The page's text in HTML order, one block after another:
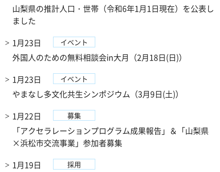
山梨県の推計人口・世帯（令和6年1月1日現在）を公表し
ました
1月23日
イベント
外国人のための無料相談会in大月（2月18日(日)）
1月23日
イベント
やまなし多文化共生シンポジウム（3月9日(土)）
1月22日
募集
「アクセラレーションプログラム成果報告」＆「山梨県
×浜松市交流事業」参加者募集
1月19日
採用